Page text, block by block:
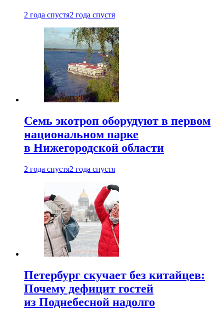
2 года спустя2 года спустя
Семь экотроп оборудуют в первом
национальном парке
в Нижегородской области
2 года спустя2 года спустя
Петербург скучает без китайцев:
Почему дефицит гостей
из Поднебесной надолго